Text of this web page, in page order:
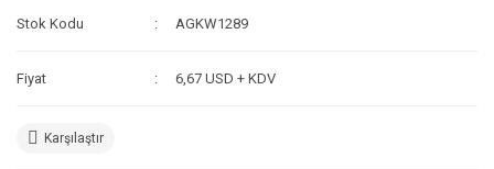
Stok Kodu AGKW1289
Fiyat 6,67 USD + KDV
Karşılaştır